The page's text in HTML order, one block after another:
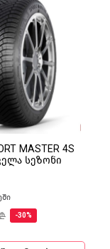
MASTER 4S
სეზონი
-30%